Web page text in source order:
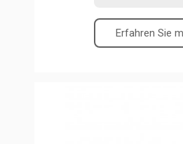
Erfahren Sie